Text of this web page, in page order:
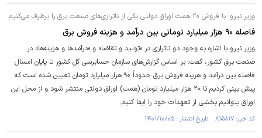
وزیر نیرو: با فروش ۲۰ همت اوراق دولتی یکی از ناترازی‌های صنعت برق را برطرف می‌کنیم
فاصله ۹۰ هزار میلیارد تومانی بین درآمد و هزینه فروش برق
وزیر نیرو با اشاره به وجود دو ناترازی در «تولید و تقاضا» و «درآمد‌ها و هزینه‌ها» در
صنعت برق کشور، گفت: بر اساس گزارش‌های سازمان حسابرسی کل کشور تا پایان امسال
فاصله بین درآمد و هزینه فروش برق حدوداً ۹۰ هزار میلیارد تومان تعیین شده است که
پیش بینی کردیم تا ۲۰ هزار میلیارد تومان (همت) اوراق دولتی منتشر شود و از محل این
اوراق بتوانیم بخشی از تعهدات خود را ایفا کنیم.
کد خبر: ۸۱۵۸۱۷ تاریخ انتشار : ۱۴۰۱/۱۰/۰۵